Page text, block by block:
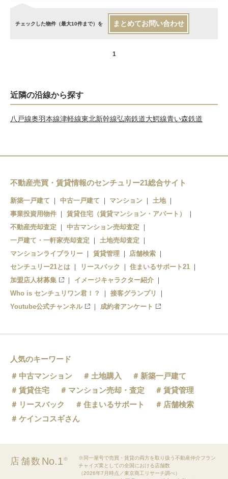
チェックした物件（最大10件まで）を まとめてお問い合わせ
1
近隣の沿線から探す
八戸線奥羽本線津軽線東北新幹線弘南鉄道大鰐線青い森鉄道
不動産売買・賃貸情報のセンチュリー21総合サイト
新築一戸建て 中古一戸建て マンション
土地
事業投資用物件
賃貸住宅（賃貸マンション・アパート）
不動産売却査定
中古マンション売却査定
一戸建て・一軒家売却査定
土地売却査定
マンションライブラリー
賃貸管理
店舗検索
センチュリー21とは
リースバック
住まいるサポート21
加盟店人材募集
イメージキャラクター紹介
Who is センチュリワン君！？
接客グランプリ
Youtube公式チャンネル
成約者アンケート
人気のキーワード
中古マンション
土地購入
新築一戸建て
賃貸住宅
マンション売却・査定
賃貸管理
リースバック
住まいるサポート
店舗検索
ケインコスギさん
店舗数 No.1※
※同一屋号で売買・賃貸の両方を取り扱う不動産仲介フラン
チャイズ業としての全国における店舗数
（2026年7月時点／東京商工リサーチ調べ）